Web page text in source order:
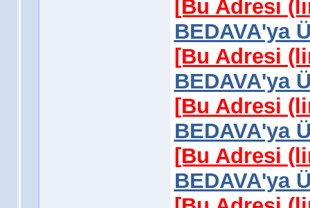
[Bu Adresi
BEDAVA'ya
[Bu Adresi
BEDAVA'ya
[Bu Adresi
BEDAVA'ya
[Bu Adresi
BEDAVA'ya